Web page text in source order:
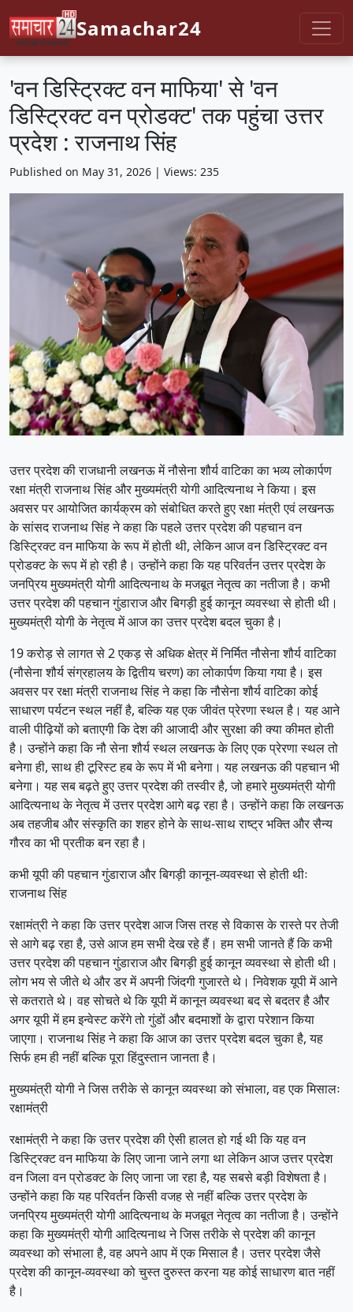
Samachar24
'वन डिस्ट्रिक्ट वन माफिया' से 'वन
डिस्ट्रिक्ट वन प्रोडक्ट' तक पहुंचा उत्तर
प्रदेश : राजनाथ सिंह
Published on May 31, 2026 | Views: 235
उत्तर प्रदेश की राजधानी लखनऊ में नौसेना शौर्य वाटिका का भव्य लोकार्पण
रक्षा मंत्री राजनाथ सिंह और मुख्यमंत्री योगी आदित्यनाथ ने किया। इस
अवसर पर आयोजित कार्यक्रम को संबोधित करते हुए रक्षा मंत्री एवं लखनऊ
के सांसद राजनाथ सिंह ने कहा कि पहले उत्तर प्रदेश की पहचान वन
डिस्ट्रिक्ट वन माफिया के रूप में होती थी, लेकिन आज वन डिस्ट्रिक्ट वन
प्रोडक्ट के रूप में हो रही है। उन्होंने कहा कि यह परिवर्तन उत्तर प्रदेश के
जनप्रिय मुख्यमंत्री योगी आदित्यनाथ के मजबूत नेतृत्व का नतीजा है। कभी
उत्तर प्रदेश की पहचान गुंडाराज और बिगड़ी हुई कानून व्यवस्था से होती थी।
मुख्यमंत्री योगी के नेतृत्व में आज का उत्तर प्रदेश बदल चुका है।
19 करोड़ से लागत से 2 एकड़ से अधिक क्षेत्र में निर्मित नौसेना शौर्य वाटिका
(नौसेना शौर्य संग्रहालय के द्वितीय चरण) का लोकार्पण किया गया है। इस
अवसर पर रक्षा मंत्री राजनाथ सिंह ने कहा कि नौसेना शौर्य वाटिका कोई
साधारण पर्यटन स्थल नहीं है, बल्कि यह एक जीवंत प्रेरणा स्थल है। यह आने
वाली पीढ़ियों को बताएगी कि देश की आजादी और सुरक्षा की क्या कीमत होती
है। उन्होंने कहा कि नौ सेना शौर्य स्थल लखनऊ के लिए एक प्रेरणा स्थल तो
बनेगा ही, साथ ही टूरिस्ट हब के रूप में भी बनेगा। यह लखनऊ की पहचान भी
बनेगा। यह सब बढ़ते हुए उत्तर प्रदेश की तस्वीर है, जो हमारे मुख्यमंत्री योगी
आदित्यनाथ के नेतृत्व में उत्तर प्रदेश आगे बढ़ रहा है। उन्होंने कहा कि लखनऊ
अब तहजीब और संस्कृति का शहर होने के साथ-साथ राष्ट्र भक्ति और सैन्य
गौरव का भी प्रतीक बन रहा है।
कभी यूपी की पहचान गुंडाराज और बिगड़ी कानून-व्यवस्था से होती थीः
राजनाथ सिंह
रक्षामंत्री ने कहा कि उत्तर प्रदेश आज जिस तरह से विकास के रास्ते पर तेजी
से आगे बढ़ रहा है, उसे आज हम सभी देख रहे हैं। हम सभी जानते हैं कि कभी
उत्तर प्रदेश की पहचान गुंडाराज और बिगड़ी हुई कानून व्यवस्था से होती थी।
लोग भय से जीते थे और डर में अपनी जिंदगी गुजारते थे। निवेशक यूपी में आने
से कतराते थे। वह सोचते थे कि यूपी में कानून व्यवस्था बद से बदतर है और
अगर यूपी में हम इन्वेस्ट करेंगे तो गुंडों और बदमाशों के द्वारा परेशान किया
जाएगा। राजनाथ सिंह ने कहा कि आज का उत्तर प्रदेश बदल चुका है, यह
सिर्फ हम ही नहीं बल्कि पूरा हिंदुस्तान जानता है।
मुख्यमंत्री योगी ने जिस तरीके से कानून व्यवस्था को संभाला, वह एक मिसालः
रक्षामंत्री
रक्षामंत्री ने कहा कि उत्तर प्रदेश की ऐसी हालत हो गई थी कि यह वन
डिस्ट्रिक्ट वन माफिया के लिए जाना जाने लगा था लेकिन आज उत्तर प्रदेश
वन जिला वन प्रोडक्ट के लिए जाना जा रहा है, यह सबसे बड़ी विशेषता है।
उन्होंने कहा कि यह परिवर्तन किसी वजह से नहीं बल्कि उत्तर प्रदेश के
जनप्रिय मुख्यमंत्री योगी आदित्यनाथ के मजबूत नेतृत्व का नतीजा है। उन्होंने
कहा कि मुख्यमंत्री योगी आदित्यनाथ ने जिस तरीके से प्रदेश की कानून
व्यवस्था को संभाला है, वह अपने आप में एक मिसाल है। उत्तर प्रदेश जैसे
प्रदेश की कानून-व्यवस्था को चुस्त दुरुस्त करना यह कोई साधारण बात नहीं
है।